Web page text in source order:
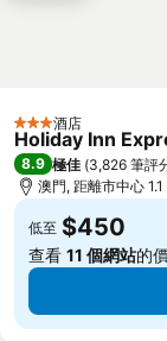
3 星級酒店
Holiday Inn
8.9 極佳 (3,826 筆評
澳門, 距離市中心 1.1
低至 $450
查看 11 個網站的